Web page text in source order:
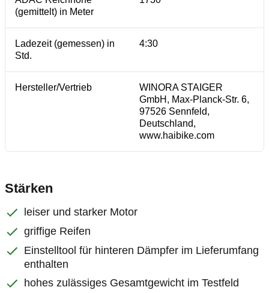
(gemittelt) in Meter
Ladezeit (gemessen) in
Std.
4:30
Hersteller/Vertrieb
WINORA STAIGER
GmbH, Max-Planck-Str. 6,
97526 Sennfeld,
Deutschland,
www.haibike.com
Stärken
leiser und starker Motor
griffige Reifen
Einstelltool für hinteren Dämpfer im Lieferumfang
enthalten
hohes zulässiges Gesamtgewicht im Testfeld